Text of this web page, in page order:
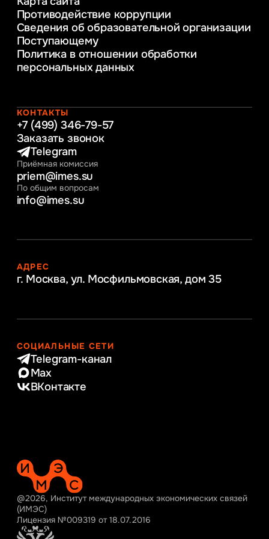
предприятия
Уголовное право
Информационные технологии в бизнесе
Информационное и программное
обеспечение бизнес процессов
Управление человеческими ресурсами
Интернет-маркетинг
Противодействие коррупции
Сведения об образовательной организации
Поступающему
Политика в отношении обработки
персональных данных
КОНТАКТЫ
+7 (499) 346-79-57
Заказать звонок
Telegram
Приёмная комиссия
priem@imes.su
По общим вопросам
info@imes.su
АДРЕС
г. Москва, ул. Мосфильмовская, дом 35
СОЦИАЛЬНЫЕ СЕТИ
Telegram-канал
Max
ВКонтакте
@2026, Институт международных экономических связей
(ИМЭС)
Лицензия №009319 от 18.07.2016